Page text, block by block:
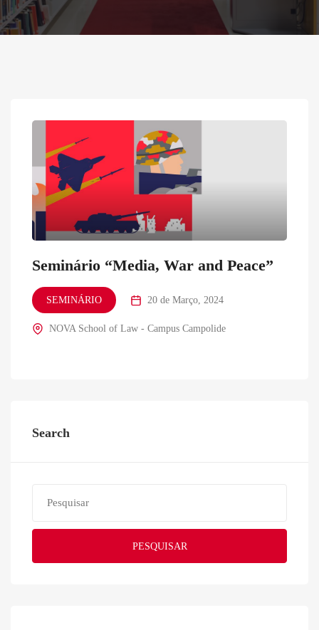
Seminário “Media, War and Peace”
SEMINÁRIO 20 de Março, 2024
NOVA School of Law - Campus Campolide
Search
PESQUISAR